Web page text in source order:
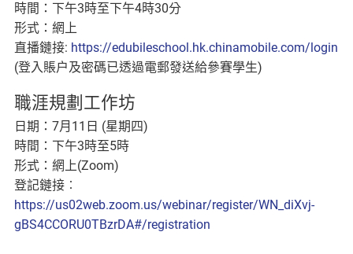
時間：下午3時至下午4時30分
形式：網上
直播鏈接: https://edubileschool.hk.chinamobile.com/login
(登入賬户及密碼已透過電郵發送給參賽學生)
職涯規劃工作坊
日期：7月11日 (星期四)
時間：下午3時至5時
形式：網上(Zoom)
登記鏈接︰
https://us02web.zoom.us/webinar/register/WN_diXvj-
gBS4CCORU0TBzrDA#/registration